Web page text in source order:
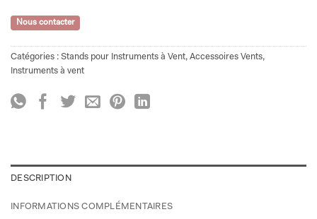
Nous contacter
Catégories : Stands pour Instruments à Vent, Accessoires Vents,
Instruments à vent
DESCRIPTION
INFORMATIONS COMPLÉMENTAIRES